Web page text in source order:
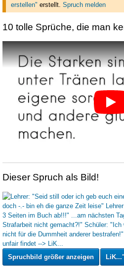
erstellen" erstellt. Spruch melden
10 tolle Sprüche, die man
Dieser Spruch als Bild!
Spruchbild größer anzeigen